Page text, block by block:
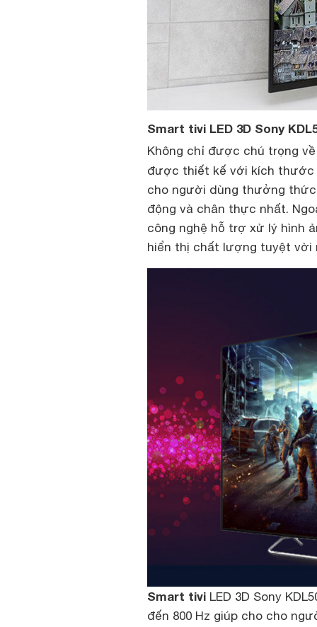
Smart tivi LED 3D Sony
Không chỉ được chú trọng
được thiết kế với kích thước
cho người dùng thưởng
động và chân thực nhất.
công nghệ hỗ trợ xử lý hình
hiển thị chất lượng tuyệt vời
Smart tivi LED 3D Sony
đến 800 Hz giúp cho cho